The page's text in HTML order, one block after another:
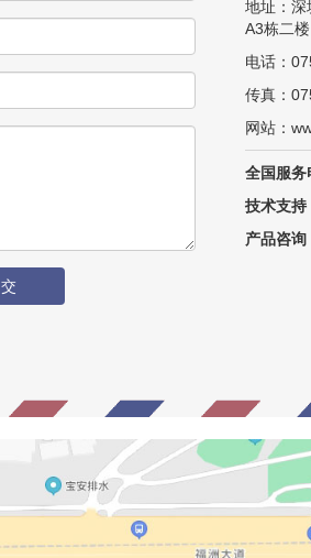
提 交
地址：深
A3栋二楼
电话：
传真：
网站：
全国服
技术支
产品咨